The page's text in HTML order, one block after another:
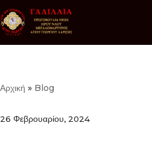
Μεταπηδήστε
στο
Αρχική » Blog
26 Φεβρουαρίου, 2024